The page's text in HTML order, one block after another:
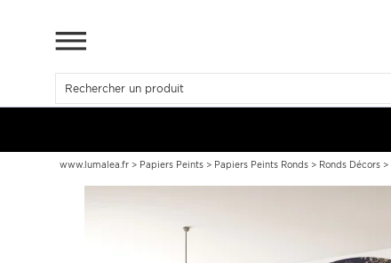
www.lumalea.fr > Papiers Peints > Papiers Peints Ronds > Ronds Décors >